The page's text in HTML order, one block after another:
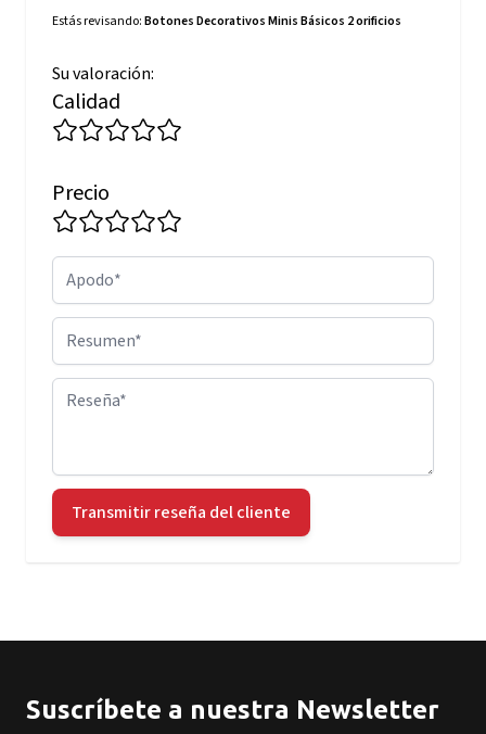
Estás revisando:Botones Decorativos Minis Básicos 2 orificios
Su valoración:
Calidad
Precio
Apodo
Resumen
Reseña
Transmitir reseña del cliente
Suscríbete a nuestra Newsletter